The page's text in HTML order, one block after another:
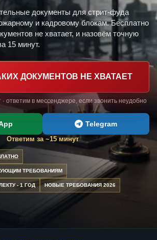
документы для стрит-фуда
и кадровому блокам. Бесплатно
не хватает, и назовём точную
15 минут.
ДОКУМЕНТОВ НЕ ХВАТАЕТ
· ответим в мессенджере, если звонить неудобно
Telegram
Ответим за ~15 минут
ТРЕБОВАНИЯМ
- 1 ГОД НОВЫЕ ТРЕБОВАНИЯ 2026